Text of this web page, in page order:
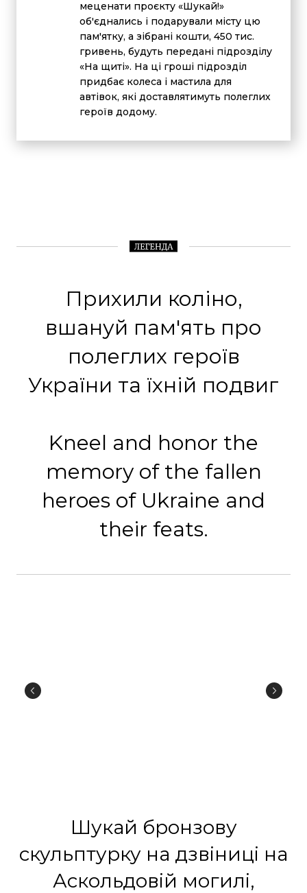
меценати проєкту «Шукай!»
об'єднались і подарували місту цю
пам'ятку, а зібрані кошти, 450 тис.
гривень, будуть передані підрозділу
«На щиті». На ці гроші підрозділ
придбає колеса і мастила для
автівок, які доставлятимуть полеглих
героїв додому.
Прихили коліно,
вшануй пам'ять про
полеглих героїв
України та їхній подвиг
Kneel and honor the
memory of the fallen
heroes of Ukraine and
their feats.
Шукай бронзову
скульптурку на дзвіниці на
Аскольдовій могилі,